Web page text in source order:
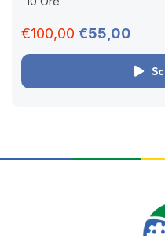
online asincrono...
€100,00 €55,00